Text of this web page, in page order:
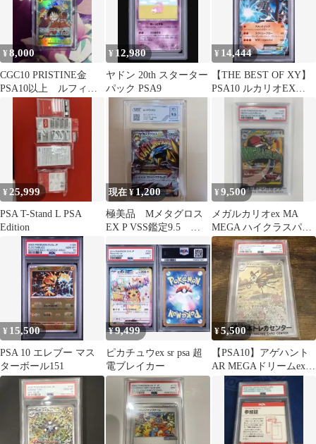
¥8,000
CGC10 PRISTINE金
PSA10以上 ルフィ
OP07-109
¥ 12,980
ヤドン 20th スターター
パック PSA9
¥ 14,444
【THE BEST OF XY】
PSA10 ルカリオEX
【ワンオーナー】
¥ 25,999
PSA T-Stand L PSA
Edition
現在 ¥ 1,200
極美品 Mメタグロス
EX P VSS鑑定9.5
き
¥9,500
メガルカリオex MA
MEGA ハイクラスパッ
ク MEGAドリームex キ
ラ…
¥ 15,500
PSA 10 エレブー マス
ターボール151
¥9,499
ピカチュウex sr psa 超
電ブレイカー
¥5,500
【PSA10】アゲハント
AR MEGAドリームex
194/193